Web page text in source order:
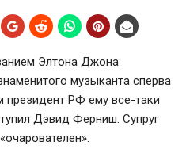
Элтона Джона
музыканта сперва
президент РФ ему все-таки
Дэвид Ферниш. Супруг